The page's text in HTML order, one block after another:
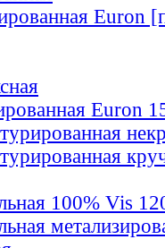
Euron
Euron
100% Vis